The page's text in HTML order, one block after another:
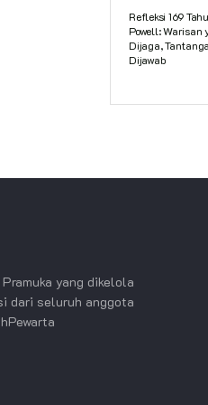
Refleksi 169
Powell: Warisan
Dijaga,
Dijawab
yang dikelola
dari seluruh anggota